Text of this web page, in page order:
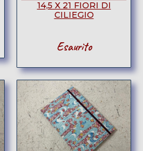
14,5 X 21 FIORI DI
CILIEGIO
Esaurito